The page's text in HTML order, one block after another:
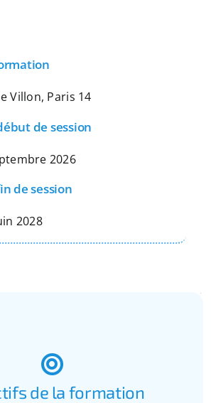
Bilan de Compétences
Notre Réseau
Villon, Paris 14
de session
2026
de session
2028
de la formation